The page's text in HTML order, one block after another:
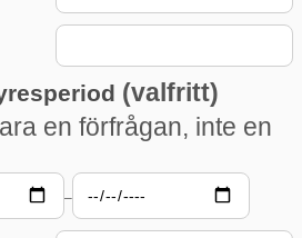
(valfritt)
en förfrågan, inte en
–